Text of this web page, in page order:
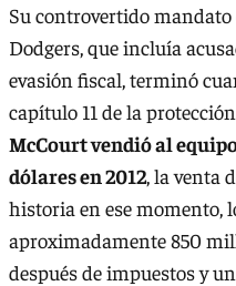
Su controvertido
Dodgers, que incluía
evasión fiscal, terminó
capítulo 11 de la
McCourt vendió al
dólares en 2012, la venta
historia en ese momento,
aproximadamente 850
después de impuestos y